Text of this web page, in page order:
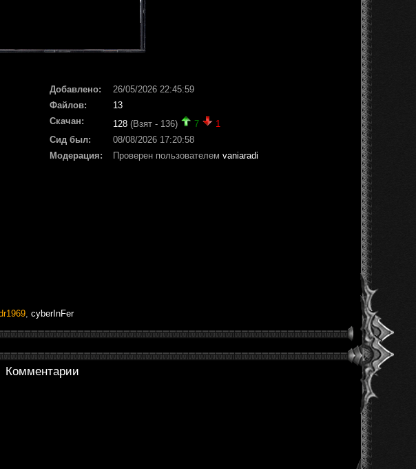
Добавлено:
26/05/2026 22:45:59
Файлов:
13
Скачан:
128 (Взят - 136) 7
1
Сид был:
08/08/2026 17:20:58
Модерация:
Проверен пользователем vaniaradi
cyberInFer
Комментарии